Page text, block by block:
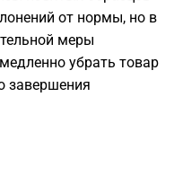
от нормы, но в
меры
убрать товар
завершения